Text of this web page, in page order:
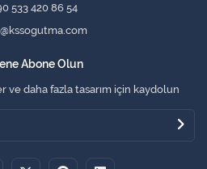
533 420 86 54
Abone Olun
ve daha fazla tasarım için kaydolun